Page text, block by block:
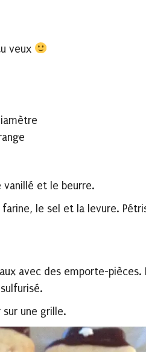
veux
vanillé et le beurre.
le sel et la levure.
avec des emporte-pièces.
une grille.